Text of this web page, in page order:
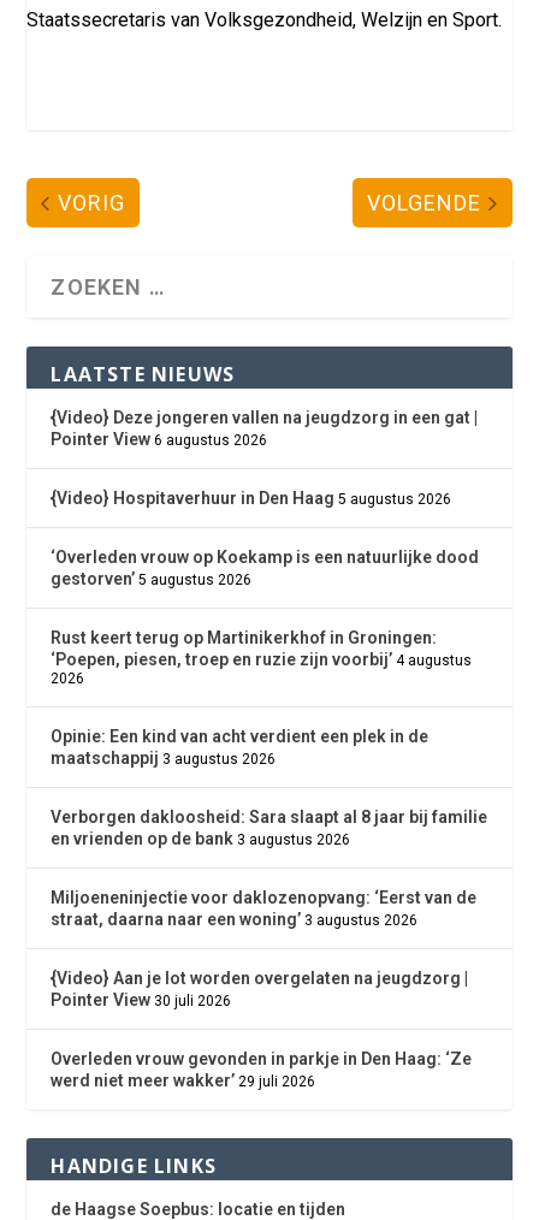
Staatssecretaris van Volksgezondheid, Welzijn en Sport.
VORIG VOLGENDE
LAATSTE NIEUWS
{Video} Deze jongeren vallen na jeugdzorg in een gat |
Pointer View 6 augustus 2026
{Video} Hospitaverhuur in Den Haag 5 augustus 2026
‘Overleden vrouw op Koekamp is een natuurlijke dood
gestorven’ 5 augustus 2026
Rust keert terug op Martinikerkhof in Groningen:
‘Poepen, piesen, troep en ruzie zijn voorbij’ 4 augustus
2026
Opinie: Een kind van acht verdient een plek in de
maatschappij 3 augustus 2026
Verborgen dakloosheid: Sara slaapt al 8 jaar bij familie
en vrienden op de bank 3 augustus 2026
Miljoeneninjectie voor daklozenopvang: ‘Eerst van de
straat, daarna naar een woning’ 3 augustus 2026
{Video} Aan je lot worden overgelaten na jeugdzorg |
Pointer View 30 juli 2026
Overleden vrouw gevonden in parkje in Den Haag: ‘Ze
werd niet meer wakker’ 29 juli 2026
HANDIGE LINKS
de Haagse Soepbus: locatie en tijden